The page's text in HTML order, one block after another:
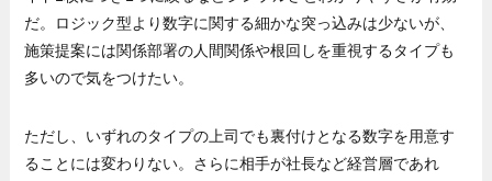
だ。ロジック型より数字に関する細かな突っ込みは少ないが、
施策提案には関係部署の人間関係や根回しを重視するタイプも
多いので気をつけたい。
ただし、いずれのタイプの上司でも裏付けとなる数字を用意す
ることには変わりない。さらに相手が社長など経営層であれ